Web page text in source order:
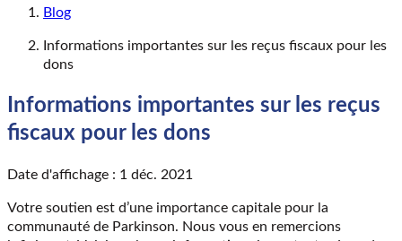
Blog
Informations importantes sur les reçus fiscaux pour les
dons
Informations importantes sur les reçus
fiscaux pour les dons
Date d'affichage : 1 déc. 2021
Votre soutien est d’une importance capitale pour la
communauté de Parkinson. Nous vous en remercions